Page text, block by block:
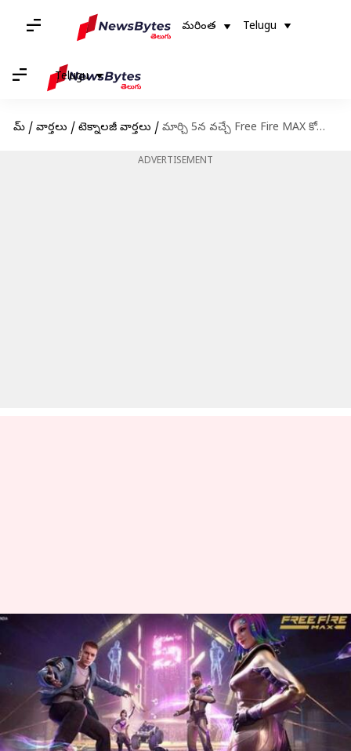
మరింత Telugu
Telugu
హోమ్ / వార్తలు / టెక్నాలజీ వార్తలు / మార్చి 5న వచ్చే Free Fire MAX కోడ్స్ రీడీమ్ విధానం
ADVERTISEMENT
మార్చి 5న వచ్చే Free Fire MAX కోడ్స్
రీడీమ్ విధానం
వ్రాసిన వారు Nishkala Sathivada Mar 05, 2023 06:00 am
ఈ వార్తాకథనం ఏంటి